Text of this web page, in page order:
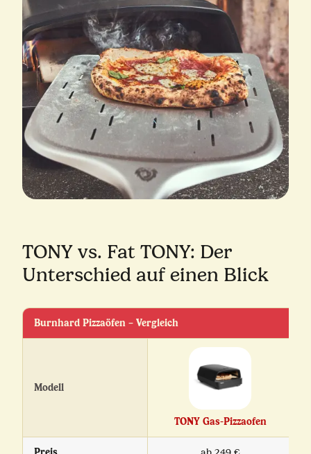
TONY vs. Fat TONY: Der
Unterschied auf einen Blick
Burnhard Pizzaöfen – Vergleich
Modell
TONY Gas-Pizzaofen